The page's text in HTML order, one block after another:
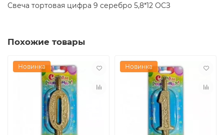
Свеча тортовая цифра 9 серебро 5,8*12 ОСЗ
Похожие товары
Новинка Новинка